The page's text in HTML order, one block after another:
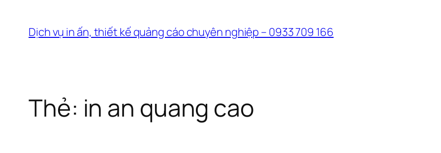
Dịch vụ in ấn, thiết kế quảng cáo chuyên nghiệp – 0933 709 166
Thẻ: in an quang cao